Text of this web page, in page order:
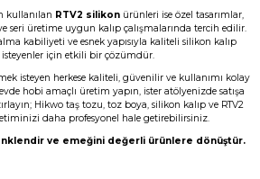
kullanılan RTV2 silikonürünleri ise özel tasarımlar,
seri üretime uygun kalıp çalışmalarında tercih edilir.
kabiliyeti ve esnek yapısıyla kaliteli silikon kalıp
için etkili bir çözümdür.
isteyen herkese kaliteli, güvenilir ve kullanımı kolay
hobi amaçlı üretim yapın, ister atölyenizde satışa
Hikwo taş tozu, toz boya, silikon kalıp ve RTV2
daha profesyonel hale getirebilirsiniz.
ve emeğini değerli ürünlere dönüştür.